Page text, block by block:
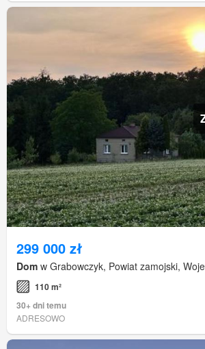
299 000 zł
Dom w Grabowczyk, Powiat zamojski,
110 m²
30+ dni temu
ADRESOWO